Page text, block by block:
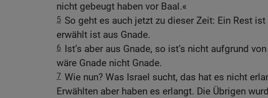
nicht gebeugt haben vor Baal.«
5 So geht es auch jetzt zu dieser Zeit: Ein Rest
erwählt ist aus Gnade.
6 Ist’s aber aus Gnade, so ist’s nicht aufgrund
wäre Gnade nicht Gnade.
7 Wie nun? Was Israel sucht, das hat es nicht
Erwählten aber haben es erlangt. Die Übrigen